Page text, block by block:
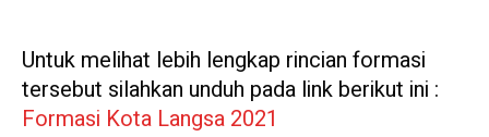
Untuk melihat lebih lengkap rincian formasi
tersebut silahkan unduh pada link berikut ini :
Formasi Kota Langsa 2021